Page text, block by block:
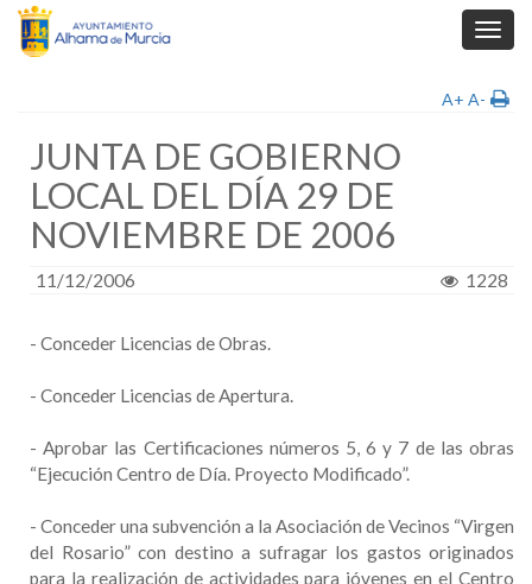
A+ A-
JUNTA DE GOBIERNO
LOCAL DEL DÍA 29 DE
NOVIEMBRE DE 2006
11/12/2006 1228
- Conceder Licencias de Obras.
- Conceder Licencias de Apertura.
- Aprobar las Certificaciones números 5, 6 y 7 de las obras
“Ejecución Centro de Día. Proyecto Modificado”.
- Conceder una subvención a la Asociación de Vecinos “Virgen
del Rosario” con destino a sufragar los gastos originados
para la realización de actividades para jóvenes en el Centro